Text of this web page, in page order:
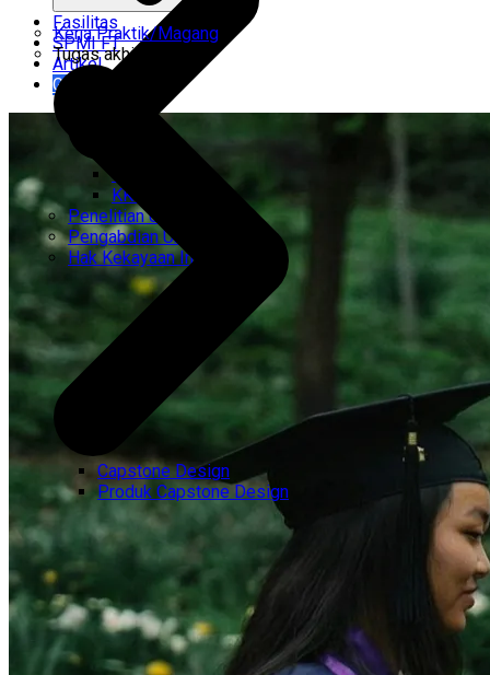
CEMTI
KK Regresi
Penelitian Unggulan
Pengabdian Unggulan
Hak Kekayaan Intelektual
Kerja Praktik/Magang
Tugas akhir
Capstone Design
Produk Capstone Design
Fasilitas
SPMI FT
Artikel
Gabung Kami